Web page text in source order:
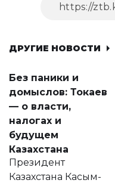
ДРУГИЕ НОВОСТИ
Без паники и
домыслов: Токаев
— о власти,
налогах и
будущем
Казахстана
Президент
Казахстана Касым-